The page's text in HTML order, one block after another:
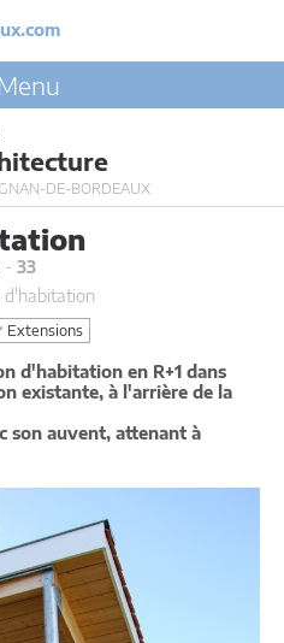
Menu
DE-BORDEAUX
- 33
d'habitation
Extensions
d'habitation en R+1 dans
existante, à l'arrière de la
son auvent, attenant à